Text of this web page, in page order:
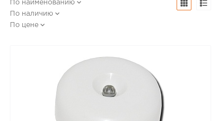
По наименованию
По наличию
По цене